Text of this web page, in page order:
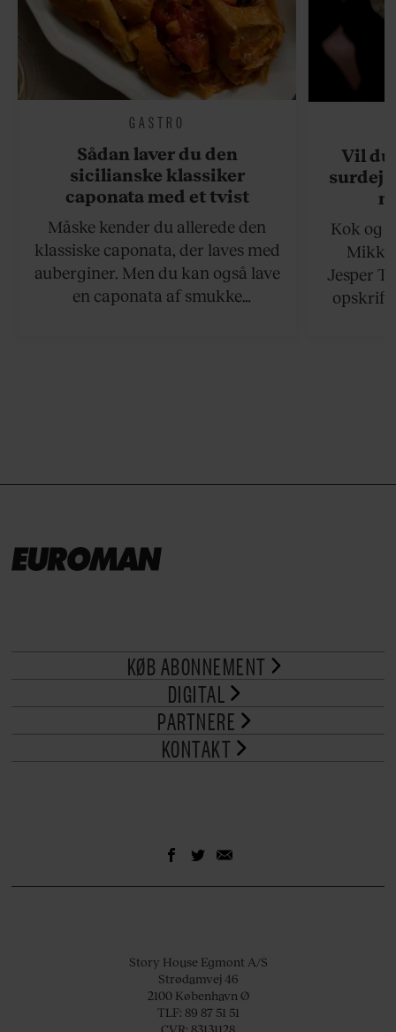
GASTRO
Sådan laver du den
sicilianske klassiker
caponata med et tvist
Måske kender du allerede den
klassiske caponata, der laves med
auberginer. Men du kan også lave
en caponata af smukke
Vil du
Kok og
Jesper
opskrift
KØB ABONNEMENT
DIGITAL
PARTNERE
KONTAKT
Story House Egmont A/S
Strødamvej 46
2100 København Ø
TLF: 89 87 51 51
CVR: 83131128